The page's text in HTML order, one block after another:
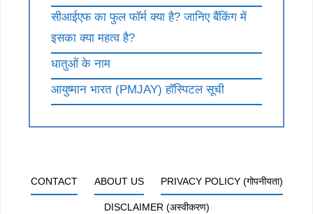
सीआईएफ का फुल फॉर्म क्या है? जानिए बैंकिंग में
इसका क्या महत्व है?
धातुओं के नाम
आयुष्मान भारत (PMJAY) हॉस्पिटल सूची
CONTACT ABOUT US PRIVACY POLICY (गोपनीयता)
DISCLAIMER (अस्वीकरण)